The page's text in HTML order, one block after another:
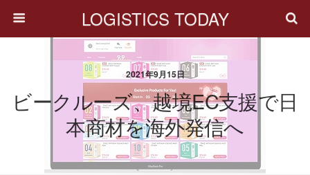
LOGISTICS TODAY
2021年9月15日
ビークルーズ、越境EC支援で日
本商材を海外発信へ